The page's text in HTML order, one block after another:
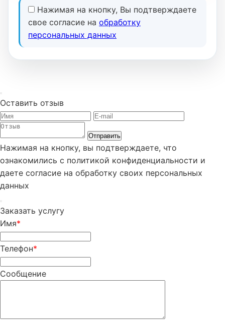
Нажимая на кнопку, Вы подтверждаете
свое согласие на обработку
персональных данных
Оставить отзыв
Отправить
Нажимая на кнопку, вы подтверждаете, что
ознакомились с политикой конфиденциальности и
даете согласие на обработку своих персональных
данных
Заказать услугу
Имя*
Телефон*
Сообщение